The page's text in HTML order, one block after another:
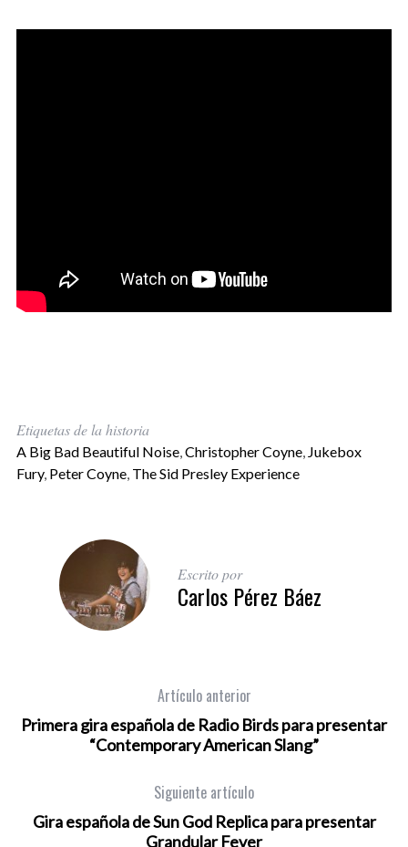
Etiquetas de la historia
A Big Bad Beautiful Noise,Christopher Coyne, Jukebox
Fury, Peter Coyne, The Sid Presley Experience
Escrito por
Carlos Pérez Báez
Artículo anterior
Primera gira española de Radio Birds para presentar
“Contemporary American Slang”
Siguiente artículo
Gira española de Sun God Replica para presentar
Grandular Fever